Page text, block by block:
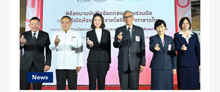
แบรนด์
ปรับ
ภาพ
ลักษณ์
ครั้ง
ยิ่ง
ใหญ่
คว้า
”
หนุ่ม
กรร
ชัย
–
News